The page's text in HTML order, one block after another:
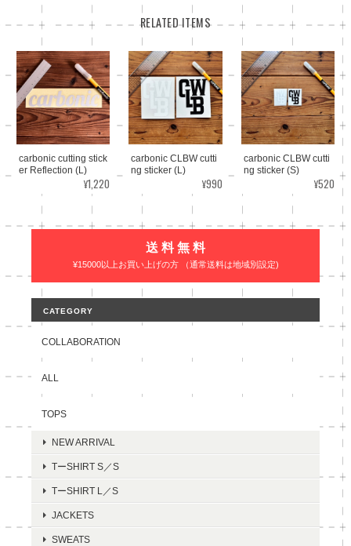
RELATED ITEMS
carbonic cutting stick
er Reflection (L)
¥1,220
carbonic CLBW cutti
ng sticker (L)
¥990
carbonic CLBW cutti
ng sticker (S)
¥520
送 料 無 料
¥15000以上お買い上げの方 （通常送料は地域別設定)
CATEGORY
COLLABORATION
ALL
TOPS
NEW ARRIVAL
TーSHIRT S／S
TーSHIRT L／S
JACKETS
SWEATS